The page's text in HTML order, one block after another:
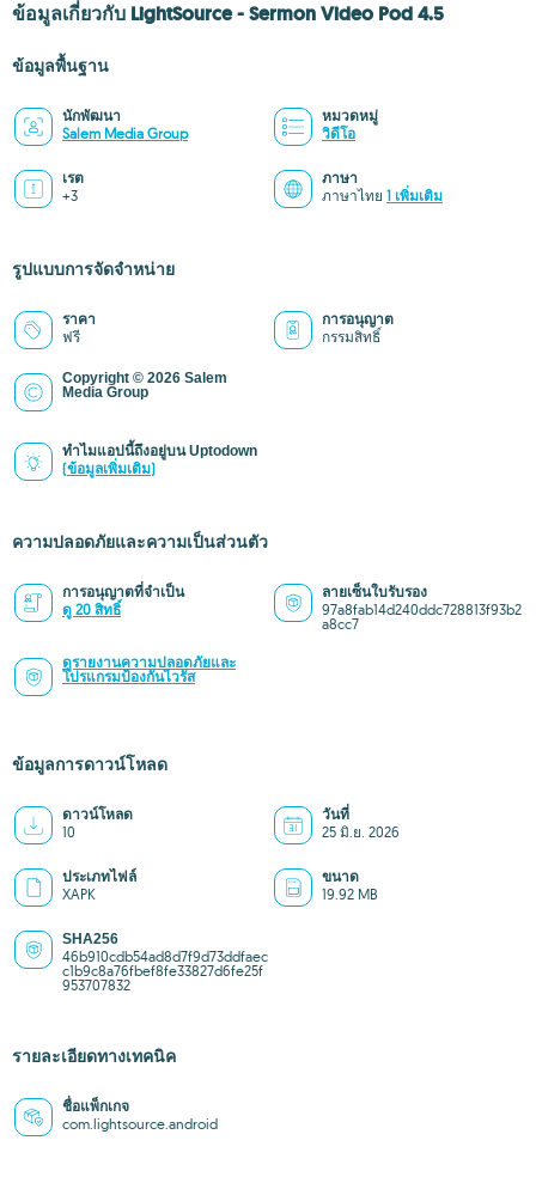
ข้อมูลเกี่ยวกับ LightSource - Sermon Video Pod 4.5
ข้อมูลพื้นฐาน
นักพัฒนา
Salem Media Group
หมวดหมู่
วิดีโอ
เรต
+3
ภาษา
ภาษาไทย 1 เพิ่มเติม
รูปแบบการจัดจำหน่าย
ราคา
ฟรี
การอนุญาต
กรรมสิทธิ์
Copyright © 2026 Salem
Media Group
ทำไมแอปนี้ถึงอยู่บน Uptodown
(ข้อมูลเพิ่มเติม)
ความปลอดภัยและความเป็นส่วนตัว
การอนุญาตที่จำเป็น
ดู 20 สิทธิ์
ลายเซ็นใบรับรอง
97a8fab14d240ddc728813f93b2
a8cc7
ดูรายงานความปลอดภัยและ
โปรแกรมป้องกันไวรัส
ข้อมูลการดาวน์โหลด
ดาวน์โหลด
10
วันที่
25 มิ.ย. 2026
ประเภทไฟล์
XAPK
ขนาด
19.92 MB
SHA256
46b910cdb54ad8d7f9d73ddfaec
c1b9c8a76fbef8fe33827d6fe25f
953707832
รายละเอียดทางเทคนิค
ชื่อแพ็กเกจ
com.lightsource.android